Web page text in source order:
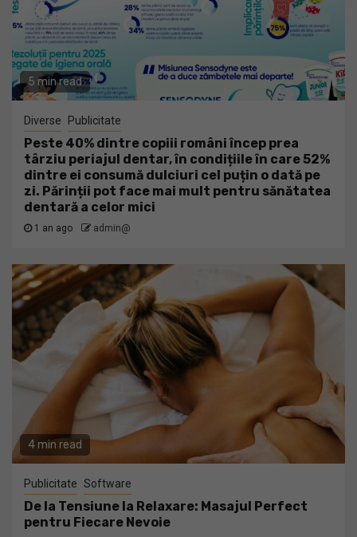
5 min read
Diverse Publicitate
Peste 40% dintre copiii români încep prea
târziu periajul dentar, în condițiile în care 52%
dintre ei consumă dulciuri cel puțin o dată pe
zi. Părinții pot face mai mult pentru sănătatea
dentară a celor mici
1 an ago admin@
4 min read
Publicitate Software
De la Tensiune la Relaxare: Masajul Perfect
pentru Fiecare Nevoie